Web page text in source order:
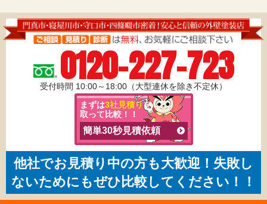
0120-227-723
受付時間 10:00～18:00（大型連休を除き不定休）
まずは3社見積りを
取って比較！！
簡単30秒見積依頼
他社でお見積り中の方も大歓迎！失敗し
ないためにもぜひ比較してください！！